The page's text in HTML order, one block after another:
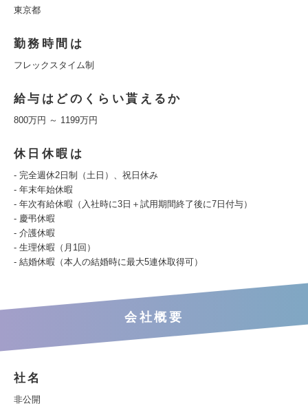
東京都
勤務時間は
フレックスタイム制
給与はどのくらい貰えるか
800万円 ～ 1199万円
休日休暇は
- 完全週休2日制（土日）、祝日休み
- 年末年始休暇
- 年次有給休暇（入社時に3日＋試用期間終了後に7日付与）
- 慶弔休暇
- 介護休暇
- 生理休暇（月1回）
- 結婚休暇（本人の結婚時に最大5連休取得可）
会社概要
社名
非公開